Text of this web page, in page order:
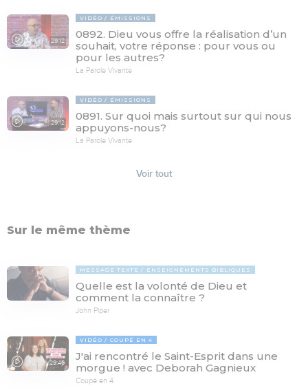
29:12
VIDÉO ÉMISSIONS
0892. Dieu vous offre la réalisation d’un
souhait, votre réponse : pour vous ou
pour les autres?
La Parole Vivante
29:12
VIDÉO ÉMISSIONS
0891. Sur quoi mais surtout sur qui nous
appuyons-nous?
La Parole Vivante
Voir tout
Sur le même thème
MESSAGE TEXTE ENSEIGNEMENTS BIBLIQUES
Quelle est la volonté de Dieu et
comment la connaître ?
John Piper
29:46
VIDÉO COUPÉ EN 4
J'ai rencontré le Saint-Esprit dans une
morgue ! avec Deborah Gagnieux
Coupé en 4